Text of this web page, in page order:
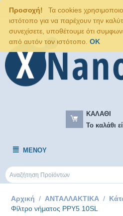
Προσοχή!
Τα cookies
ιστότοπο για να παρέχουν την
συνεχίσετε, υποθέτουμε ότι
από αυτόν τον ιστότοπο. OK
ΚΑΛΆΘΙ
Το καλάθι
ΜΕΝΟΎ
Αρχική / ΑΝΤΑΛΛΑΚΤΙΚΑ /
Φίλτρο νήματος PPY5 10SL